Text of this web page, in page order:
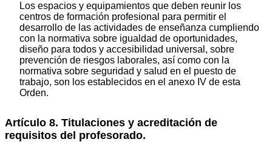
Los espacios y equipamientos que deben reunir los
centros de formación profesional para permitir el
desarrollo de las actividades de enseñanza cumpliendo
con la normativa sobre igualdad de oportunidades,
diseño para todos y accesibilidad universal, sobre
prevención de riesgos laborales, así como con la
normativa sobre seguridad y salud en el puesto de
trabajo, son los establecidos en el anexo IV de esta
Orden.
Artículo 8. Titulaciones y acreditación de
requisitos del profesorado.